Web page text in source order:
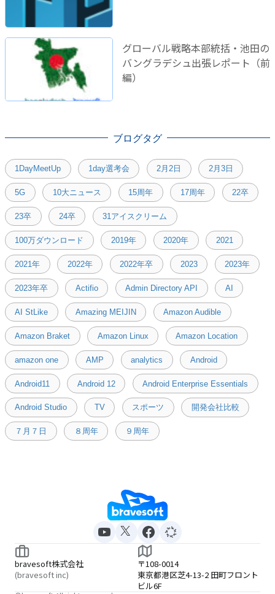
グローバル戦略本部統括・池田の
バングラデシュ出張レポート（前
編）
ブログタグ
1DayMeetUp 1day選考会 2月2日 2月3日
5G 10大ニュース 15周年 17周年 22卒
23卒 24卒 31アイスクリーム
100万ダウンロード 2019年 2020年 2021
2021年 2022年 2022年卒 2023 2023年
2023年卒 Actifio Admin Directory API AI
AI StLike Amazing MEIJIN Amazon Audible
Amazon Braket Amazon Linux Amazon Location
amazon one AMP analytics Android
Android11 Android 12 Android Enterprise Essentials
Android Studio TV スポーツ 開発会社比較
７月７日 ８周年 ９周年
bravesoft株式会社
(bravesoft inc)
〒108-0014
東京都港区芝4-13-2 田町フロント
ビル6F